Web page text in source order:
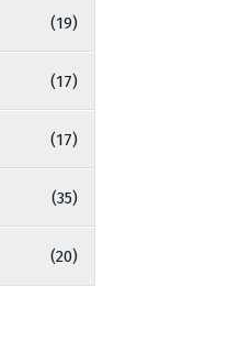
(19)
(17)
(17)
(35)
(20)